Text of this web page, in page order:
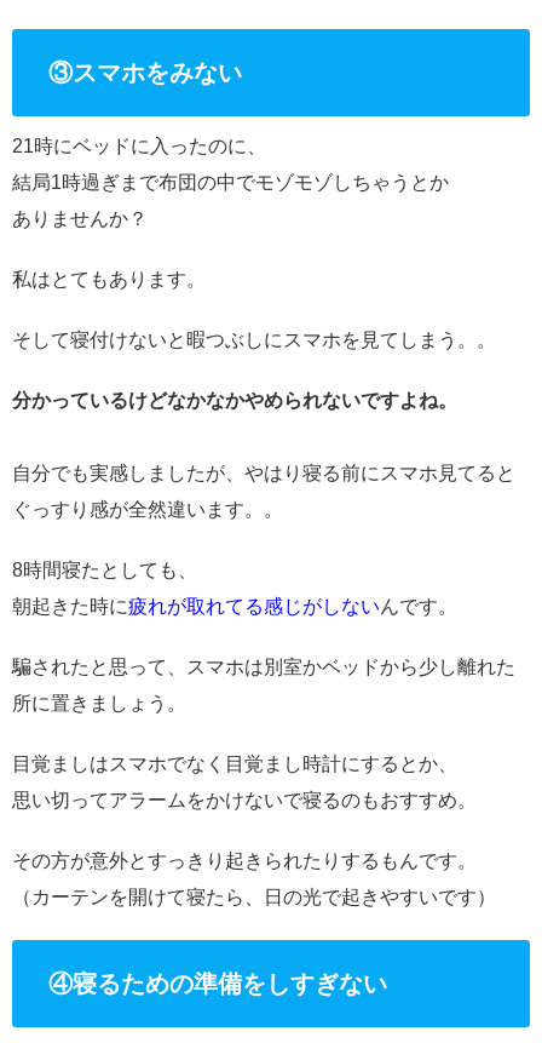
③スマホをみない
21時にベッドに入ったのに、
結局1時過ぎまで布団の中でモゾモゾしちゃうとか
ありませんか？
私はとてもあります。
そして寝付けないと暇つぶしにスマホを見てしまう。。
分かっているけどなかなかやめられないですよね。
自分でも実感しましたが、やはり寝る前にスマホ見てると
ぐっすり感が全然違います。。
8時間寝たとしても、
朝起きた時に疲れが取れてる感じがしないんです。
騙されたと思って、スマホは別室かベッドから少し離れた
所に置きましょう。
目覚ましはスマホでなく目覚まし時計にするとか、
思い切ってアラームをかけないで寝るのもおすすめ。
その方が意外とすっきり起きられたりするもんです。
（カーテンを開けて寝たら、日の光で起きやすいです）
④寝るための準備をしすぎない